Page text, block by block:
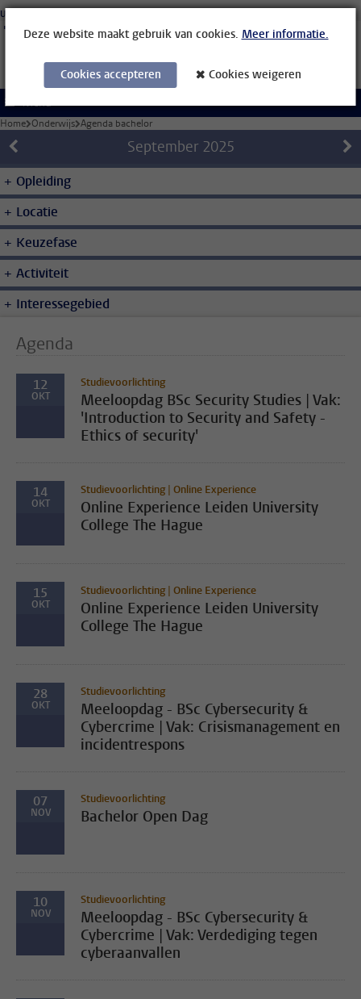
Universiteit Leiden
Menu
Home Onderwijs Agenda bachelor
September 2025
Opleiding
Locatie
Keuzefase
Activiteit
Interessegebied
Agenda
12
OKT
Studievoorlichting
Meeloopdag BSc Security Studies | Vak:
'Introduction to Security and Safety -
Ethics of security'
14
OKT
Studievoorlichting | Online Experience
Online Experience Leiden University
College The Hague
15
OKT
Studievoorlichting | Online Experience
Online Experience Leiden University
College The Hague
28
OKT
Studievoorlichting
Meeloopdag - BSc Cybersecurity &
Cybercrime | Vak: Crisismanagement en
incidentrespons
07
NOV
Studievoorlichting
Bachelor Open Dag
10
NOV
Studievoorlichting
Meeloopdag - BSc Cybersecurity &
Cybercrime | Vak: Verdediging tegen
cyberaanvallen
Deze website maakt gebruik van cookies. Meer informatie.
Cookies accepteren Cookies weigeren